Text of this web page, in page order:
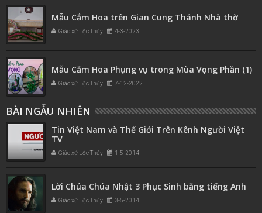
Mẫu Cắm Hoa trên Gian Cung Thánh Nhà thờ
Giáo xứ Lộc Thủy 4-3-2023
Mẫu Cắm Hoa Phụng vụ trong Mùa Vọng Phần (1)
Giáo xứ Lộc Thủy 7-12-2022
BÀI NGẪU NHIÊN
Tin Việt Nam và Thế Giới Trên Kênh Người Việt
TV
Giáo xứ Lộc Thủy 1-5-2014
Lời Chúa Chúa Nhật 3 Phục Sinh bằng tiếng Anh
Giáo xứ Lộc Thủy 3-5-2014